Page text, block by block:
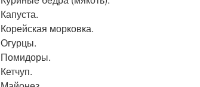
Капуста.
Корейская морковка.
Огурцы.
Помидоры.
Кетчуп.